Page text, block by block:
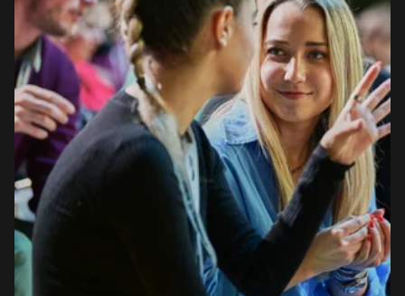
JEGYEK
KOSÁR
EN
Change
language:
EN